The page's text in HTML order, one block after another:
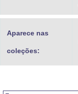
Aparece nas
coleções: